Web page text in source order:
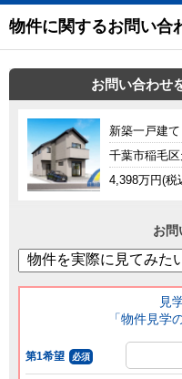
物件に関するお問い合
お問い合わせ
新築一戸建て
千葉市稲毛区
4,398万円(税
お問
見
「物件見学
第1希望 必須